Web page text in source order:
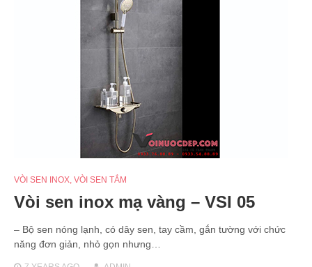
VÒI SEN INOX, VÒI SEN TẮM
Vòi sen inox mạ vàng – VSI 05
– Bộ sen nóng lạnh, có dây sen, tay cầm, gắn tường với chức
năng đơn giản, nhỏ gọn nhưng…